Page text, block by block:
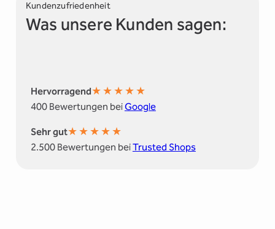
Kundenzufriedenheit
Was unsere Kunden sagen:
Hervorragend★★★★★
400 Bewertungen beiGoogle
Sehr gut★★★★★
2.500 Bewertungen beiTrusted Shops